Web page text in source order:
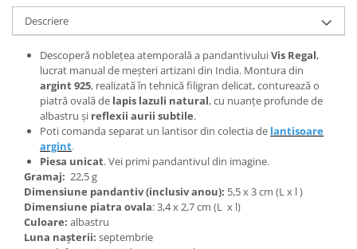
Bijuterii sodalit
Bijuterii spinel
Bijuterii tanzanit
Bijuterii topaz
Bijuterii turcoaz
Bijuterii turmaline
Bijuterii morganit
Descriere
Descoperă noblețea atemporală a pandantivuluiVis Regal,
lucrat manual de meșteri artizani din India. Montura din
argint 925, realizată în tehnică filigran delicat, conturează o
piatră ovală de lapis lazuli natural, cu nuanțe profunde de
albastru și reflexii aurii subtile.
Poti comanda separat un lantisor din colectia de lantisoare
argint.
Piesa unicat. Vei primi pandantivul din imagine.
Gramaj: 22,5 g
Dimensiune pandantiv (inclusiv anou): 5,5x 3 cm (L x l )
Dimensiune piatra ovala: 3,4 x 2,7 cm (L x l)
Culoare: albastru
Luna nașterii: septembrie